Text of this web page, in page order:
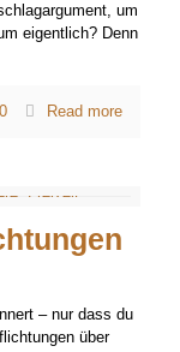
um
eigentlich? Denn
0 Read more
– nur dass du
über